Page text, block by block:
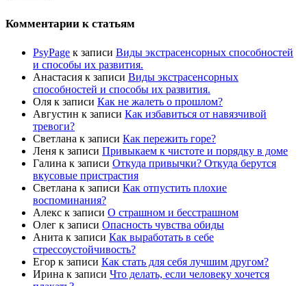
Комментарии к статьям
PsyPage к записи Виды экстрасенсорных способностей
и способы их развития.
Анастасия к записи Виды экстрасенсорных
способностей и способы их развития.
Оля к записи Как не жалеть о прошлом?
Августин к записи Как избавиться от навязчивой
тревоги?
Светлана к записи Как пережить горе?
Леня к записи Привыкаем к чистоте и порядку в доме
Галина к записи Откуда привычки? Откуда берутся
вкусовые пристрастия
Светлана к записи Как отпустить плохие
воспоминания?
Алекс к записи О страшном и бесстрашном
Олег к записи Опасность чувства обиды
Анита к записи Как выработать в себе
стрессоустойчивость?
Егор к записи Как стать для себя лучшим другом?
Ирина к записи Что делать, если человеку хочется